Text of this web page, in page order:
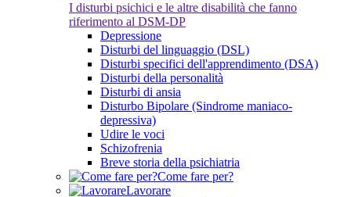
I disturbi psichici e le altre disabilità che fanno
riferimento al DSM-DP
Depressione
Disturbi del linguaggio (DSL)
Disturbi specifici dell'apprendimento (DSA)
Disturbi della personalità
Disturbi di ansia
Disturbo Bipolare (Sindrome maniaco-
depressiva)
Udire le voci
Schizofrenia
Breve storia della psichiatria
Come fare per?
Lavorare